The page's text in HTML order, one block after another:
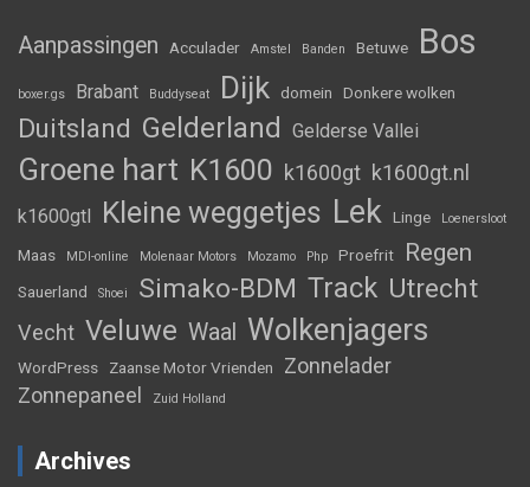
Aanpassingen Acculader Amstel Banden Betuwe Bos
boxer.gs Brabant Buddyseat Dijk domein Donkere wolken
Duitsland Gelderland Gelderse Vallei
Groene hart K1600 k1600gt k1600gt.nl
k1600gtl Kleine weggetjes Lek Linge Loenersloot
Maas MDI-online Molenaar Motors Mozamo Php Proefrit Regen
Sauerland Shoei Simako-BDM Track Utrecht
Vecht Veluwe Waal Wolkenjagers
WordPress Zaanse Motor Vrienden
Zonnelader
Zonnepaneel
Zuid Holland
Archives